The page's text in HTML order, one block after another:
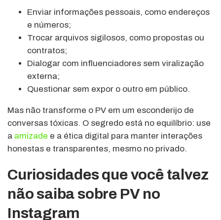
Enviar informações pessoais, como endereços
e números;
Trocar arquivos sigilosos, como propostas ou
contratos;
Dialogar com influenciadores sem viralização
externa;
Questionar sem expor o outro em público.
Mas não transforme o PV em um esconderijo de
conversas tóxicas. O segredo está no equilíbrio: use
a amizade e a ética digital para manter interações
honestas e transparentes, mesmo no privado.
Curiosidades que você talvez
não saiba sobre PV no
Instagram